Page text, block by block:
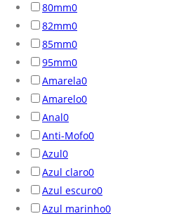
80mm0
82mm0
85mm0
95mm0
Amarela0
Amarelo0
Anal0
Anti-Mofo0
Azul0
Azul claro0
Azul escuro0
Azul marinho0